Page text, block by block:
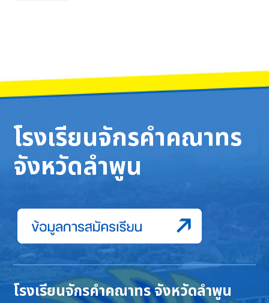
โรงเรียนจักรคำคณาทร
จังหวัดลำพูน
โรงเรียนจักรคำคณาทร จังหวัดลำพูน